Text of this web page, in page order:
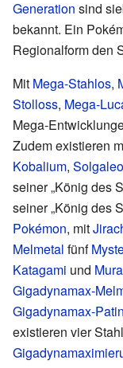
Generation sind
bekannt. Ein
Regionalform den
Mit Mega-Stahlos,
Stolloss, Mega-
Mega-
Zudem existieren
Kobalium, Solgaleo
seiner „König des
seiner „König des
Pokémon, mit
Melmetal fünf
Katagami und
Gigadynamax-
Gigadynamax-
existieren vier